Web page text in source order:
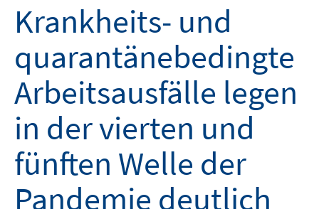
Krankheits- und
quarantänebedingte
Arbeitsausfälle legen
in der vierten und
fünften Welle der
Pandemie deutlich